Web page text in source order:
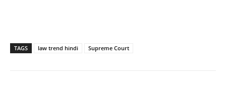
TAGS law trend hindi Supreme Court